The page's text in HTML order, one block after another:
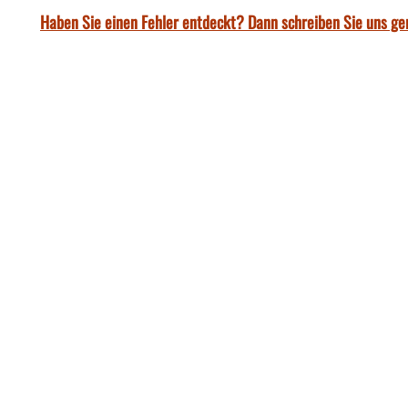
Haben Sie einen Fehler entdeckt? Dann schreiben Sie uns